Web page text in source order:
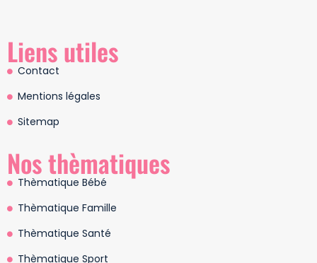
Liens utiles
Contact
Mentions légales
Sitemap
Nos thèmatiques
Thèmatique Bébé
Thèmatique Famille
Thèmatique Santé
Thèmatique Sport